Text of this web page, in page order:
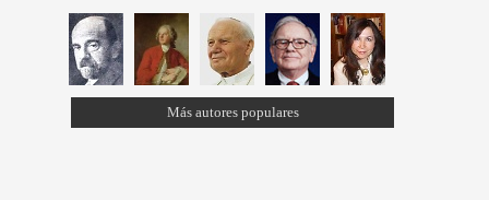
Más autores populares